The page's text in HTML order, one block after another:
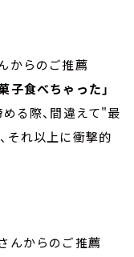
からのご推薦
子食べちゃった」
める際、間違えて"最
それ以上に衝撃的
んからのご推薦